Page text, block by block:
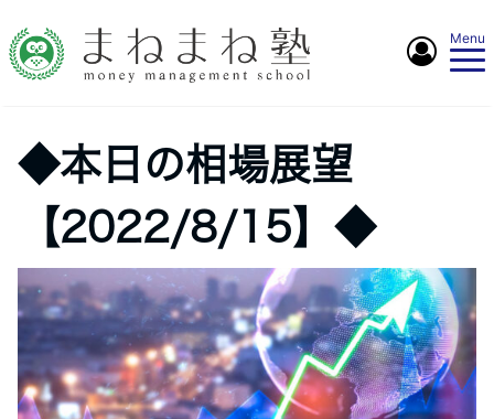
Menu
◆本日の相場展望
【2022/8/15】◆